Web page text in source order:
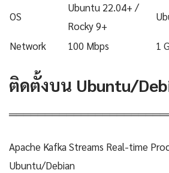
OS
Ubuntu 22.04+ /
Rocky 9+
Network 100 Mbps 1
ติดตั้งบน Ubuntu/
Apache Kafka Streams Real-time
Ubuntu/Debian